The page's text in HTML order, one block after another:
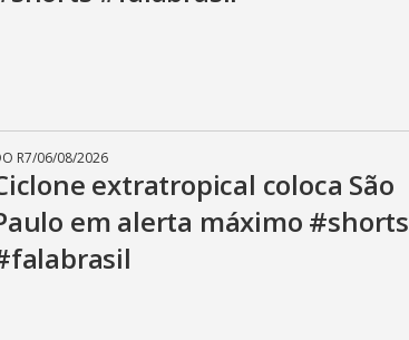
R7/06/08/2026
extratropical coloca São
em alerta máximo #shorts